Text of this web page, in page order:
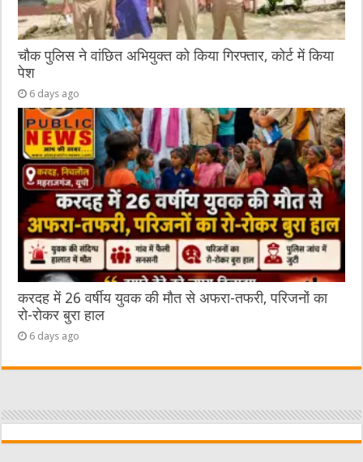
चौक पुलिस ने वांछित अभियुक्त को किया गिरफ्तार, कोर्ट में किया
पेश
6 days ago
करदह में 26 वर्षीय युवक की मौत से अफरा-तफरी, परिजनों का
रो-रोकर बुरा हाल
6 days ago